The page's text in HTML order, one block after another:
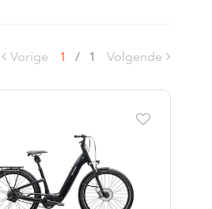
Vorige 1 / 1 Volgende